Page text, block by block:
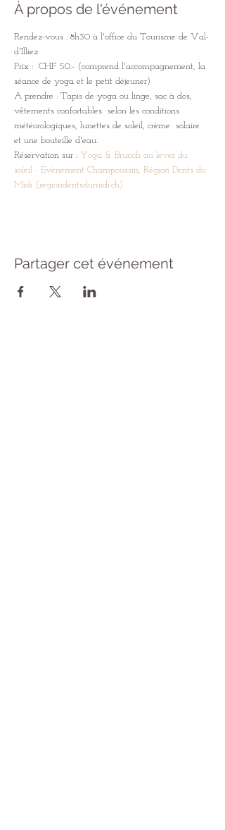
À propos de l'événement
Rendez-vous : 8h30 à l'office du Tourisme de Val-
d'Illiez
Prix :  CHF 50.- (comprend l'accompagnement, la
séance de yoga et le petit déjeuner)
A prendre : Tapis de yoga ou linge, sac à dos,
vêtements confortables  selon les conditions
météorologiques, lunettes de soleil, crème  solaire
et une bouteille d'eau.
Réservation sur : Yoga & Brunch au lever du
soleil - Évènement Champoussin, Région Dents du
Midi (regiondentsdumidi.ch)
Partager cet événement